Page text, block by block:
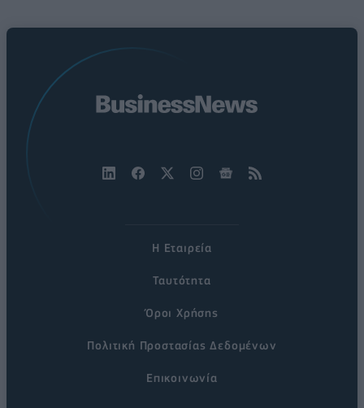
Η Εταιρεία
Ταυτότητα
Όροι Χρήσης
Πολιτική Προστασίας Δεδομένων
Επικοινωνία